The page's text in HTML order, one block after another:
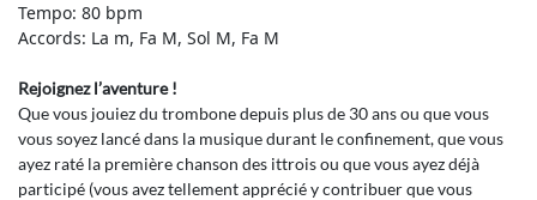
Tempo: 80 bpm
Accords: La m, Fa M, Sol M, Fa M
Rejoignez l’aventure !
Que vous jouiez du trombone depuis plus de 30 ans ou que vous
vous soyez lancé dans la musique durant le confinement, que vous
ayez raté la première chanson des ittrois ou que vous ayez déjà
participé (vous avez tellement apprécié y contribuer que vous